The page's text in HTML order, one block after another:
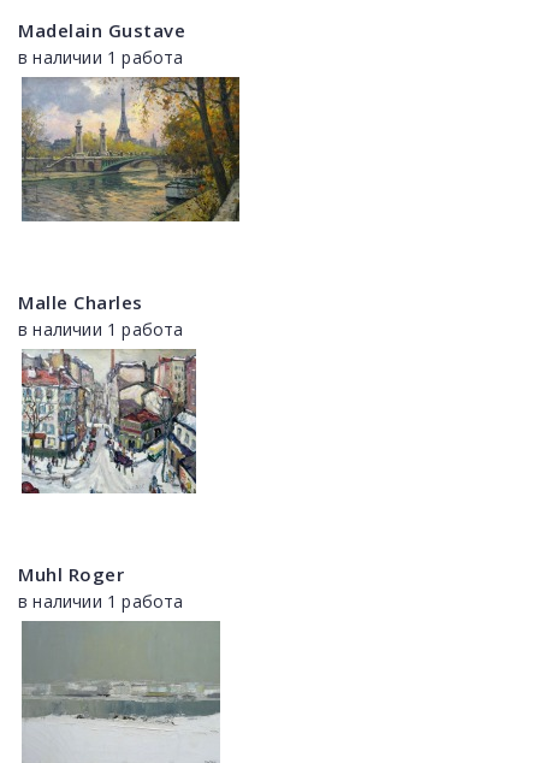
Madelain Gustave
в наличии 1 работа
Malle Charles
в наличии 1 работа
Muhl Roger
в наличии 1 работа